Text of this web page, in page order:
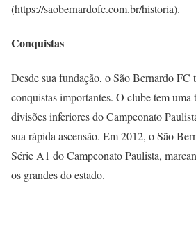
(https://saobernardofc.com.br/historia).
Conquistas
Desde sua fundação, o São Bernardo FC
conquistas importantes. O clube tem uma
divisões inferiores do Campeonato
sua rápida ascensão. Em 2012, o São
Série A1 do Campeonato Paulista,
os grandes do estado.